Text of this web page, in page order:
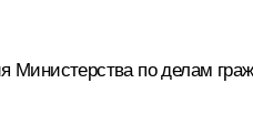
по делам